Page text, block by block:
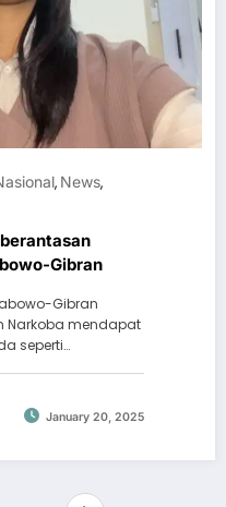
, News,
Gibran
Gibran
Narkoba mendapat
seperti…
January 20, 2025